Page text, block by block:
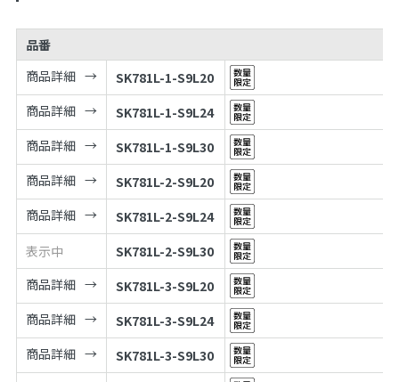
品番
商品詳細
SK781L-1-S9L20
商品詳細
SK781L-1-S9L24
商品詳細
SK781L-1-S9L30
商品詳細
SK781L-2-S9L20
商品詳細
SK781L-2-S9L24
表示中
SK781L-2-S9L30
商品詳細
SK781L-3-S9L20
商品詳細
SK781L-3-S9L24
商品詳細
SK781L-3-S9L30